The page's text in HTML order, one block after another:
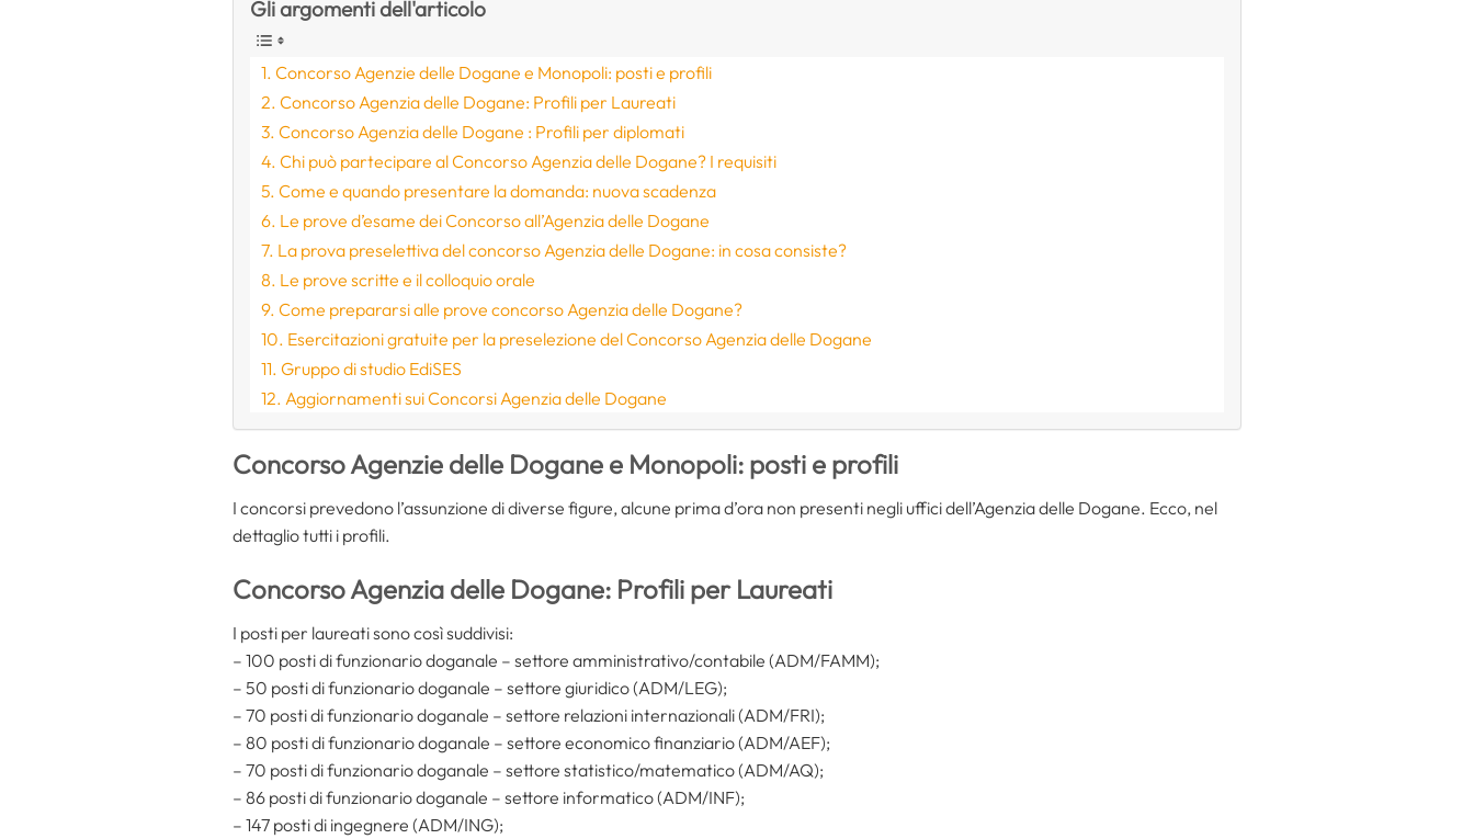
Gli argomenti dell'articolo
Concorso Agenzie delle Dogane e Monopoli: posti e profili
Concorso Agenzia delle Dogane: Profili per Laureati
Concorso Agenzia delle Dogane : Profili per diplomati
Chi può partecipare al Concorso Agenzia delle Dogane? I requisiti
Come e quando presentare la domanda: nuova scadenza
Le prove d’esame dei Concorso all’Agenzia delle Dogane
La prova preselettiva del concorso Agenzia delle Dogane: in cosa consiste?
Le prove scritte e il colloquio orale
Come prepararsi alle prove concorso Agenzia delle Dogane?
Esercitazioni gratuite per la preselezione del Concorso Agenzia delle Dogane
Gruppo di studio EdiSES
Aggiornamenti sui Concorsi Agenzia delle Dogane
Concorso Agenzie delle Dogane e Monopoli: posti e profili
I concorsi prevedono l’assunzione di diverse figure, alcune prima d’ora non presenti negli uffici dell’Agenzia delle Dogane. Ecco, nel
dettaglio tutti i profili.
Concorso Agenzia delle Dogane: Profili per Laureati
I posti per laureati sono così suddivisi:
– 100 posti di funzionario doganale – settore amministrativo/contabile (ADM/FAMM);
– 50 posti di funzionario doganale – settore giuridico (ADM/LEG);
– 70 posti di funzionario doganale – settore relazioni internazionali (ADM/FRI);
– 80 posti di funzionario doganale – settore economico finanziario (ADM/AEF);
– 70 posti di funzionario doganale – settore statistico/matematico (ADM/AQ);
– 86 posti di funzionario doganale – settore informatico (ADM/INF);
– 147 posti di ingegnere (ADM/ING);